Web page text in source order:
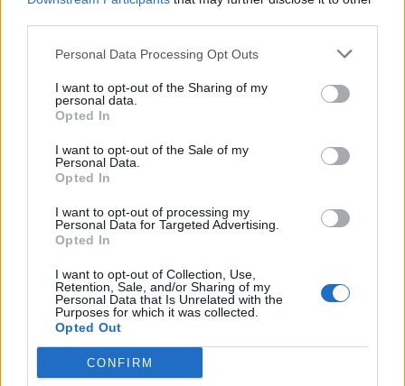
Personal Data Processing Opt Outs
I want to opt-out of the Sharing of my
personal data.
Opted In
I want to opt-out of the Sale of my
Personal Data.
Opted In
I want to opt-out of processing my
Personal Data for Targeted Advertising.
Opted In
I want to opt-out of Collection, Use,
Retention, Sale, and/or Sharing of my
Personal Data that Is Unrelated with the
Purposes for which it was collected.
Opted Out
CONFIRM
για την ενίσχυση της βιοασφάλειας
07/08/2026 - 17:02
Deloitte Ελλάδος: Χρηματοοικονομικός σύμβουλος
της ΔΕΗ για την είσοδο στην πολωνική αγορά
ενέργειας
07/08/2026 - 16:38 ΕΠΙΧΕΙΡΗΣΕΙΣ
Στρατηγική επένδυση του EFA GROUP στη Fractal
για την ανάπτυξη προηγμένων αμυντικών
τεχνολογιών
07/08/2026 - 16:11 ΕΠΙΧΕΙΡΗΣΕΙΣ